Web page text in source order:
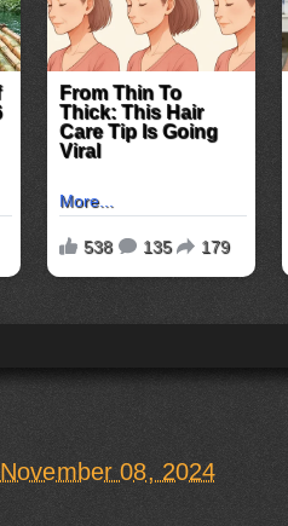
November 08, 2024